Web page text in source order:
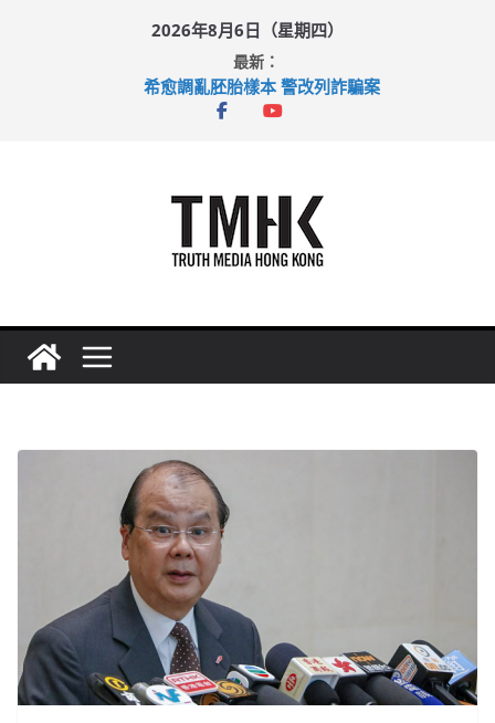
2026年8月6日（星期四）
最新：
希愈調亂胚胎樣本 警改列詐騙案
足球盛會次場激戰 祖雲達斯挫車路士